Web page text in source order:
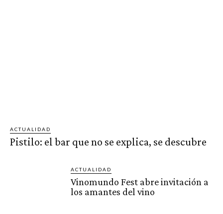
ACTUALIDAD
Pistilo: el bar que no se explica, se descubre
ACTUALIDAD
Vinomundo Fest abre invitación a
los amantes del vino